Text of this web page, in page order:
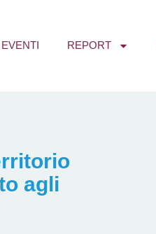
EVENTI REPORT
agli